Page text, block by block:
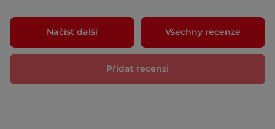
Načíst další Všechny recenze
Přidat recenzi